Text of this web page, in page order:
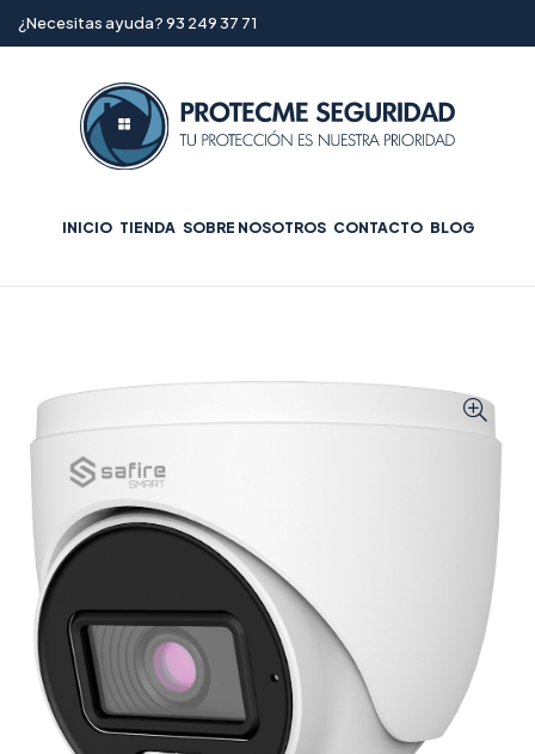
¿Necesitas ayuda? 93 249 37 71
INICIO TIENDA SOBRE NOSOTROS CONTACTO BLOG